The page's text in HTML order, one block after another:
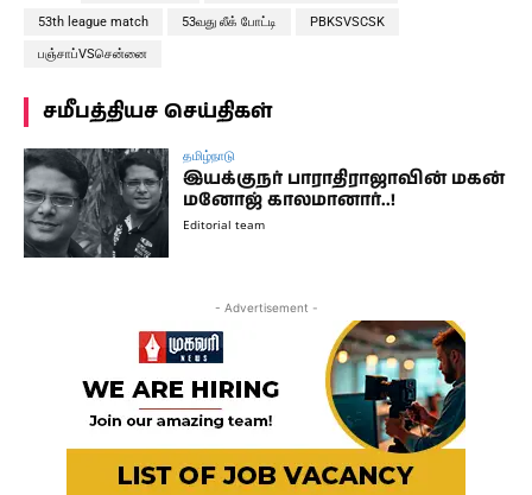
53th league match 53வது லீக் போட்டி PBKSVSCSK
பஞ்சாப்VSசென்னை
சமீபத்தியச செய்திகள்
தமிழ்நாடு
இயக்குநர் பாராதிராஜாவின் மகன்
மனோஜ் காலமானார்..!
Editorial team
- Advertisement -